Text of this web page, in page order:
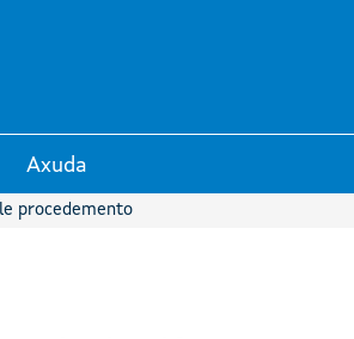
Axuda
procedemento